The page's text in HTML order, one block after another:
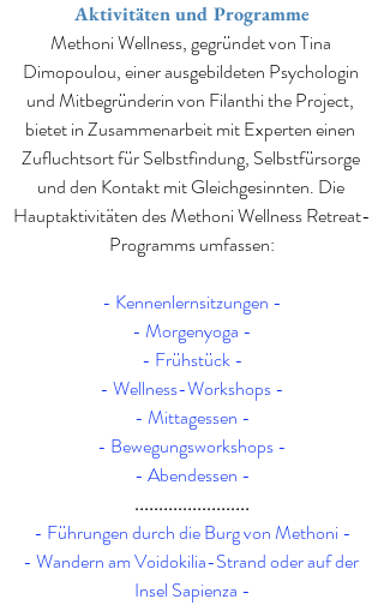
Aktivitäten und Programme
Methoni Wellness, gegründet von Tina
Dimopoulou, einer ausgebildeten Psychologin
und Mitbegründerin von Filanthi the Project,
bietet in Zusammenarbeit mit Experten einen
Zufluchtsort für Selbstfindung, Selbstfürsorge
und den Kontakt mit Gleichgesinnten. Die
Hauptaktivitäten des Methoni Wellness Retreat-
Programms umfassen:
- Kennenlernsitzungen -
- Morgenyoga -
- Frühstück -
- Wellness-Workshops -
- Mittagessen -
- Bewegungsworkshops -
- Abendessen -
........................
- Führungen durch die Burg von Methoni -
- Wandern am Voidokilia-Strand oder auf der
Insel Sapienza -